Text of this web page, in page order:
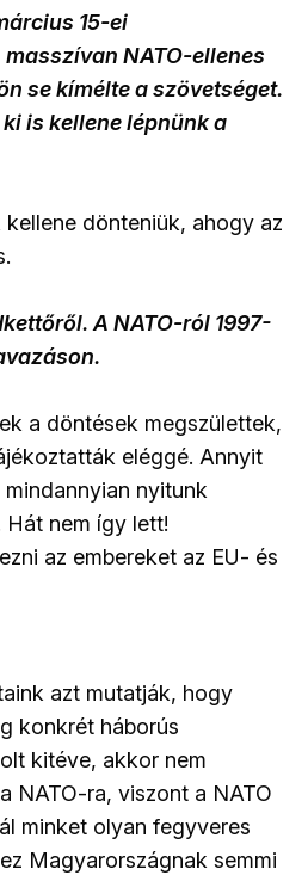
15-ei
NATO-ellenes
se kímélte a szövetséget.
is kellene lépnünk a
dönteniük, ahogy az
A NATO-ról 1997-
a döntések megszülettek,
eléggé. Annyit
nyitunk
Hát nem így lett!
az embereket az EU- és
azt mutatják, hogy
konkrét háborús
kitéve, akkor nem
NATO-ra, viszont a NATO
minket olyan fegyveres
Magyarországnak semmi